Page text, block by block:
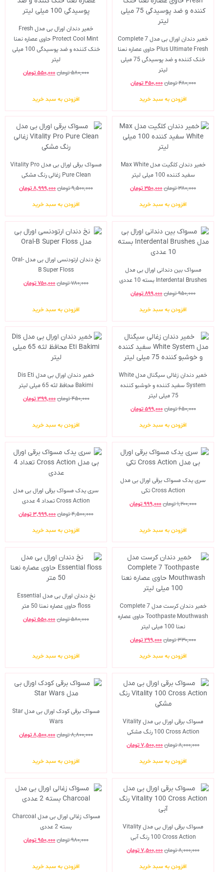
خمیر دندان اورال بی مدل Complete 7
Plus Ultimate Fresh حاوی عصاره نعنا
خنک کننده و ضد پوسیدگی 75 میلی
لیتر
۴۸۰,۰۰۰تومان۴۵۰,۰۰۰تومان
افزودن به سبد خرید
خمیر دندان اورال بی مدل Fresh
Protect Cool Mint حاوی عصاره نعنا
خنک کننده و ضد پوسیدگی 100 میلی
لیتر
۵۸۰,۰۰۰تومان۵۵۰,۰۰۰تومان
افزودن به سبد خرید
خمیر دندان کلگیت مدل Max White
سفید کننده 100 میلی لیتر
۳۸۰,۰۰۰تومان۳۵۰,۰۰۰تومان
افزودن به سبد خرید
مسواک برقی اورال بی مدل Vitality Pro
Pure Clean زغالی رنگ مشکی
۹,۵۰۰,۰۰۰تومان۸,۹۹۹,۰۰۰تومان
افزودن به سبد خرید
مسواک بین دندانی اورال بی مدل
Interdental Brushes بسته 10 عددی
۹۵۰,۰۰۰تومان۸۹۹,۰۰۰تومان
افزودن به سبد خرید
نخ دندان ارتودنسی اورال بی مدل Oral-
B Super Floss
۷۸۰,۰۰۰تومان۷۵۰,۰۰۰تومان
افزودن به سبد خرید
خمیر دندان زغالی سیگنال مدل White
System سفید کننده و خوشبو کننده
75 میلی لیتر
۶۵۰,۰۰۰تومان۵۹۹,۰۰۰تومان
افزودن به سبد خرید
خمیر دندان اورال بی مدل Dis Eti
Bakimi محافظ لثه 65 میلی لیتر
۴۵۰,۰۰۰تومان۳۹۹,۰۰۰تومان
افزودن به سبد خرید
سری یدک مسواک برقی اورال بی مدل
Cross Action تکی
۱,۲۰۰,۰۰۰تومان۹۹۹,۰۰۰تومان
افزودن به سبد خرید
سری یدک مسواک برقی اورال بی مدل
Cross Action تعداد 4 عددی
۴,۵۰۰,۰۰۰تومان۳,۹۹۹,۰۰۰تومان
افزودن به سبد خرید
خمیر دندان کرست مدل Complete 7
Toothpaste Mouthwash حاوی عصاره
نعنا 100 میلی لیتر
۳۳۰,۰۰۰تومان۲۹۹,۰۰۰تومان
افزودن به سبد خرید
نخ دندان اورال بی مدل Essential
floss حاوی عصاره نعنا 50 متر
۵۸۰,۰۰۰تومان۵۵۰,۰۰۰تومان
افزودن به سبد خرید
مسواک برقی اورال بی مدل Vitality
100 Cross Action رنگ مشکی
۸,۰۰۰,۰۰۰تومان۷,۵۰۰,۰۰۰تومان
افزودن به سبد خرید
مسواک برقی کودک اورال بی مدل Star
Wars
۸,۸۰۰,۰۰۰تومان۸,۵۰۰,۰۰۰تومان
افزودن به سبد خرید
مسواک برقی اورال بی مدل Vitality
100 Cross Action رنگ آبی
۸,۰۰۰,۰۰۰تومان۷,۵۰۰,۰۰۰تومان
افزودن به سبد خرید
مسواک زغالی اورال بی مدل Charcoal
بسته 2 عددی
۹۸۰,۰۰۰تومان۹۵۰,۰۰۰تومان
افزودن به سبد خرید